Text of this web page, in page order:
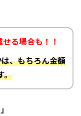
る場合も！！
、もちろん金額
。